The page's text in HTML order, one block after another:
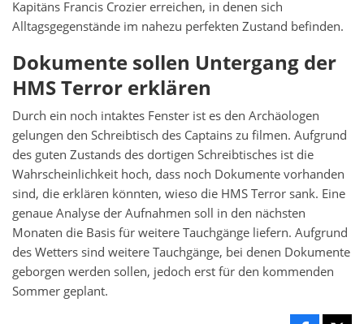
Kapitäns Francis Crozier erreichen, in denen sich
Alltagsgegenstände im nahezu perfekten Zustand befinden.
Dokumente sollen Untergang der
HMS Terror erklären
Durch ein noch intaktes Fenster ist es den Archäologen
gelungen den Schreibtisch des Captains zu filmen. Aufgrund
des guten Zustands des dortigen Schreibtisches ist die
Wahrscheinlichkeit hoch, dass noch Dokumente vorhanden
sind, die erklären könnten, wieso die HMS Terror sank. Eine
genaue Analyse der Aufnahmen soll in den nächsten
Monaten die Basis für weitere Tauchgänge liefern. Aufgrund
des Wetters sind weitere Tauchgänge, bei denen Dokumente
geborgen werden sollen, jedoch erst für den kommenden
Sommer geplant.